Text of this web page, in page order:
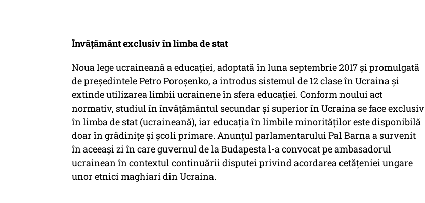
Învățământ exclusiv în limba de stat
Noua lege ucraineană a educaţiei, adoptată în luna septembrie 2017 şi promulgată
de preşedintele Petro Poroşenko, a introdus sistemul de 12 clase în Ucraina şi
extinde utilizarea limbii ucrainene în sfera educaţiei. Conform noului act
normativ, studiul în învăţământul secundar şi superior în Ucraina se face exclusiv
în limba de stat (ucraineană), iar educaţia în limbile minorităţilor este disponibilă
doar în grădiniţe şi şcoli primare. Anunţul parlamentarului Pal Barna a survenit
în aceeaşi zi în care guvernul de la Budapesta l-a convocat pe ambasadorul
ucrainean în contextul continuării disputei privind acordarea cetăţeniei ungare
unor etnici maghiari din Ucraina.